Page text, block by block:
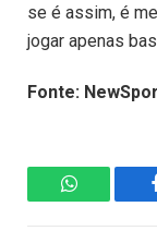
se é assim, é
jogar apenas
Fonte:
WhatsApp